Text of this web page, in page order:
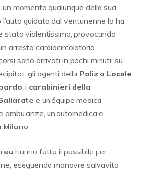
momento qualunque della sua
guidata dal ventunenne lo ha
stato violentissimo, provocando
arresto cardiocircolatorio
sono arrivati in pochi minuti: sul
gli agenti della Polizia Locale
, i carabinieri della
e un’équipe medica
ambulanze, un’automedica e
Milano
hanno fatto il possibile per
eseguendo manovre salvavita